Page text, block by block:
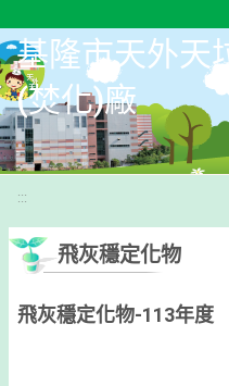
基隆市天外天
(焚化)廠
:::
飛灰穩定化物
飛灰穩定化物-113年度